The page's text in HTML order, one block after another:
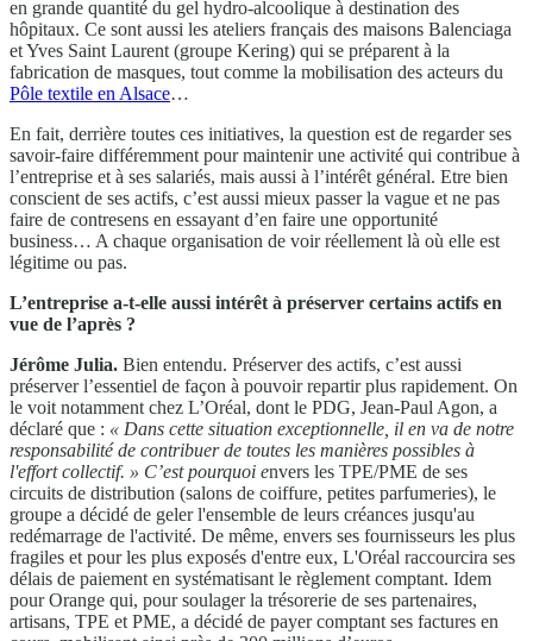
en grande quantité du gel hydro-alcoolique à destination des
hôpitaux. Ce sont aussi les ateliers français des maisons Balenciaga
et Yves Saint Laurent (groupe Kering) qui se préparent à la
fabrication de masques, tout comme la mobilisation des acteurs du
Pôle textile en Alsace…
En fait, derrière toutes ces initiatives, la question est de regarder ses
savoir-faire différemment pour maintenir une activité qui contribue à
l’entreprise et à ses salariés, mais aussi à l’intérêt général. Etre bien
conscient de ses actifs, c’est aussi mieux passer la vague et ne pas
faire de contresens en essayant d’en faire une opportunité
business… A chaque organisation de voir réellement là où elle est
légitime ou pas.
L’entreprise a-t-elle aussi intérêt à préserver certains actifs en
vue de l’après ?
Jérôme Julia. Bien entendu. Préserver des actifs, c’est aussi
préserver l’essentiel de façon à pouvoir repartir plus rapidement. On
le voit notamment chez L’Oréal, dont le PDG, Jean-Paul Agon, a
déclaré que : « Dans cette situation exceptionnelle, il en va de notre
responsabilité de contribuer de toutes les manières possibles à
l'effort collectif. » C’est pourquoi envers les TPE/PME de ses
circuits de distribution (salons de coiffure, petites parfumeries), le
groupe a décidé de geler l'ensemble de leurs créances jusqu'au
redémarrage de l'activité. De même, envers ses fournisseurs les plus
fragiles et pour les plus exposés d'entre eux, L'Oréal raccourcira ses
délais de paiement en systématisant le règlement comptant. Idem
pour Orange qui, pour soulager la trésorerie de ses partenaires,
artisans, TPE et PME, a décidé de payer comptant ses factures en